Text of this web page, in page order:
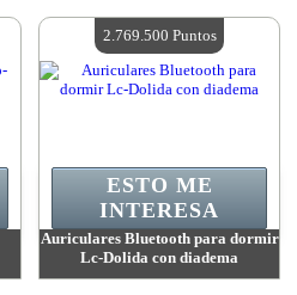
Cantidad disponible:4
Auriculares Bluetooth para dormir
Lc-Dolida con diadema
ESTO ME
INTERESA
2.769.500 Puntos